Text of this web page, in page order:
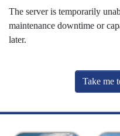
The server is temporarily
maintenance downtime or
later.
Take me